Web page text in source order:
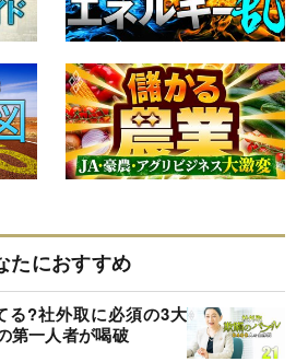
たにおすすめ
る?社外取に必須の3大
第一人者が喝破